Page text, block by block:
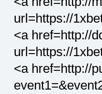
url=https://
<a href=http://
url=https://
<a href=http://